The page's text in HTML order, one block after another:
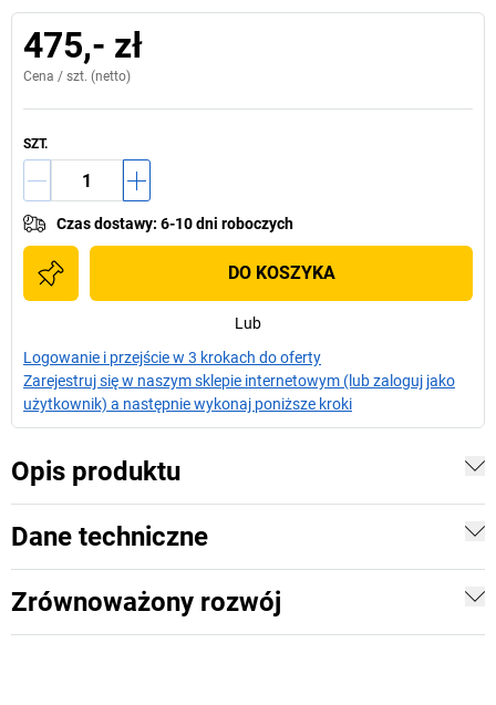
475,- zł
Cena / szt. (netto)
SZT.
Czas dostawy: 6-10 dni roboczych
DO KOSZYKA
Lub
Logowanie i przejście w 3 krokach do oferty
Zarejestruj się w naszym sklepie internetowym (lub zaloguj jako
użytkownik) a następnie wykonaj poniższe kroki
Opis produktu
Dane techniczne
Zrównoważony rozwój